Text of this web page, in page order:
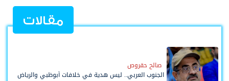
مقالات
صالح حقروص
الجنوب العربي.. ليس هدية في خلافات أبوظبي والرياض